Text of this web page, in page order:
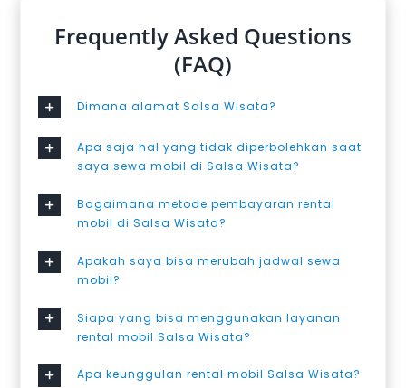
Frequently Asked Questions
(FAQ)
Dimana alamat Salsa Wisata?
Apa saja hal yang tidak diperbolehkan saat
saya sewa mobil di Salsa Wisata?
Bagaimana metode pembayaran rental
mobil di Salsa Wisata?
Apakah saya bisa merubah jadwal sewa
mobil?
Siapa yang bisa menggunakan layanan
rental mobil Salsa Wisata?
Apa keunggulan rental mobil Salsa Wisata?